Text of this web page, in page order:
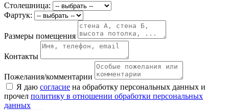
Столешница:
Фартук:
Размеры помещения
Контакты
Пожелания/комментарии
Я даю согласие на обработку персональных данных и
прочел политику в отношении обработки персональных
данных